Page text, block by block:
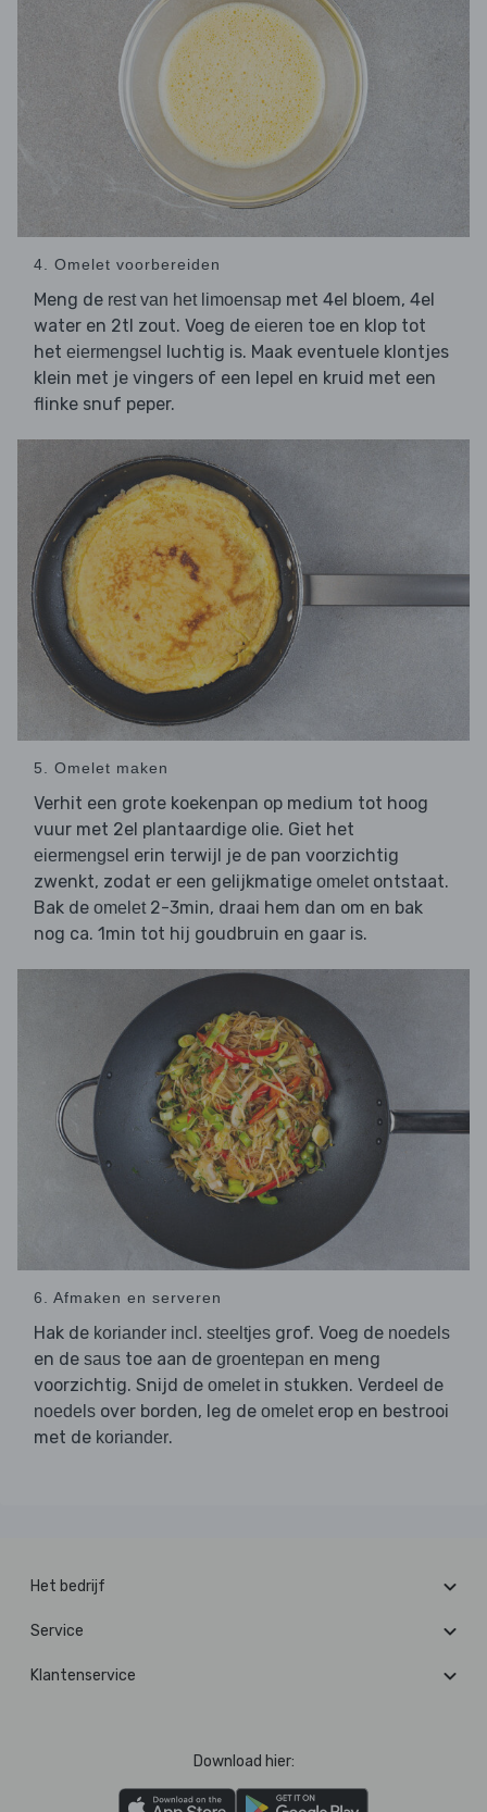
4. Omelet voorbereiden
Meng de rest van het limoensap met 4el bloem, 4el
water en 2tl zout. Voeg de eieren toe en klop tot
het eiermengsel luchtig is. Maak eventuele klontjes
klein met je vingers of een lepel en kruid met een
flinke snuf peper.
5. Omelet maken
Verhit een grote koekenpan op medium tot hoog
vuur met 2el plantaardige olie. Giet het
eiermengsel erin terwijl je de pan voorzichtig
zwenkt, zodat er een gelijkmatige omeletontstaat.
Bak de omelet2-3min, draai hem dan om en bak
nog ca. 1min tot hij goudbruin en gaar is.
6. Afmaken en serveren
Hak de koriander incl. steeltjes grof. Voeg de noedels
en de saus toe aan de groentepan en meng
voorzichtig. Snijd de omeletin stukken. Verdeel de
noedels over borden, leg de omeleterop en bestrooi
met de koriander.
Het bedrijf
Service
Klantenservice
Download hier: